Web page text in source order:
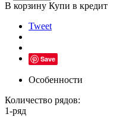
В корзину Купи в кредит
Tweet
Save
Особенности
Количество рядов:
1-ряд